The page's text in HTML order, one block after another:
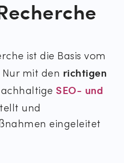
ist die Basis vom
mit den richtigen
SEO- und
und
eingeleitet